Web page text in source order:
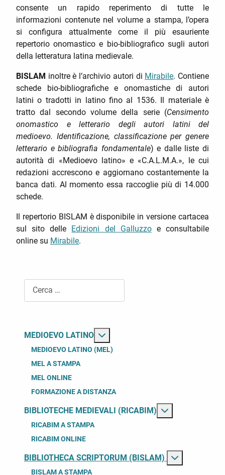
consente un rapido reperimento di tutte le
informazioni contenute nel volume a stampa, l’opera
si configura attualmente come il più esauriente
repertorio onomastico e bio-bibliografico sugli autori
della letteratura latina medievale.
BISLAM inoltre è l’archivio autori di Mirabile. Contiene
schede bio-bibliografiche e onomastiche di autori
latini o tradotti in latino fino al 1536. Il materiale è
tratto dal secondo volume della serie (Censimento
onomastico e letterario degli autori latini del
medioevo. Identificazione, classificazione per genere
letterario e bibliografia fondamentale) e dalle liste di
autorità di «Medioevo latino» e «C.A.L.M.A.», le cui
redazioni accrescono e aggiornano costantemente la
banca dati. Al momento essa raccoglie più di 14.000
schede.
Il repertorio BISLAM è disponibile in versione cartacea
sul sito delle Edizioni del Galluzzoe consultabile
online su Mirabile.
MEDIOEVO LATINO
MEDIOEVO LATINO (MEL)
MEL A STAMPA
MEL ONLINE
FORMAZIONE A DISTANZA
BIBLIOTECHE MEDIEVALI (RICABIM)
RICABIM A STAMPA
RICABIM ONLINE
BIBLIOTHECA SCRIPTORUM (BISLAM)
BISLAM A STAMPA